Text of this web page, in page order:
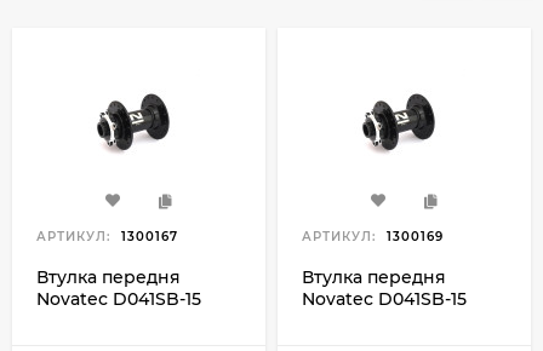
АРТИКУЛ: 1300167
Втулка передня
Novatec D041SB-15
АРТИКУЛ: 1300169
Втулка передня
Novatec D041SB-15